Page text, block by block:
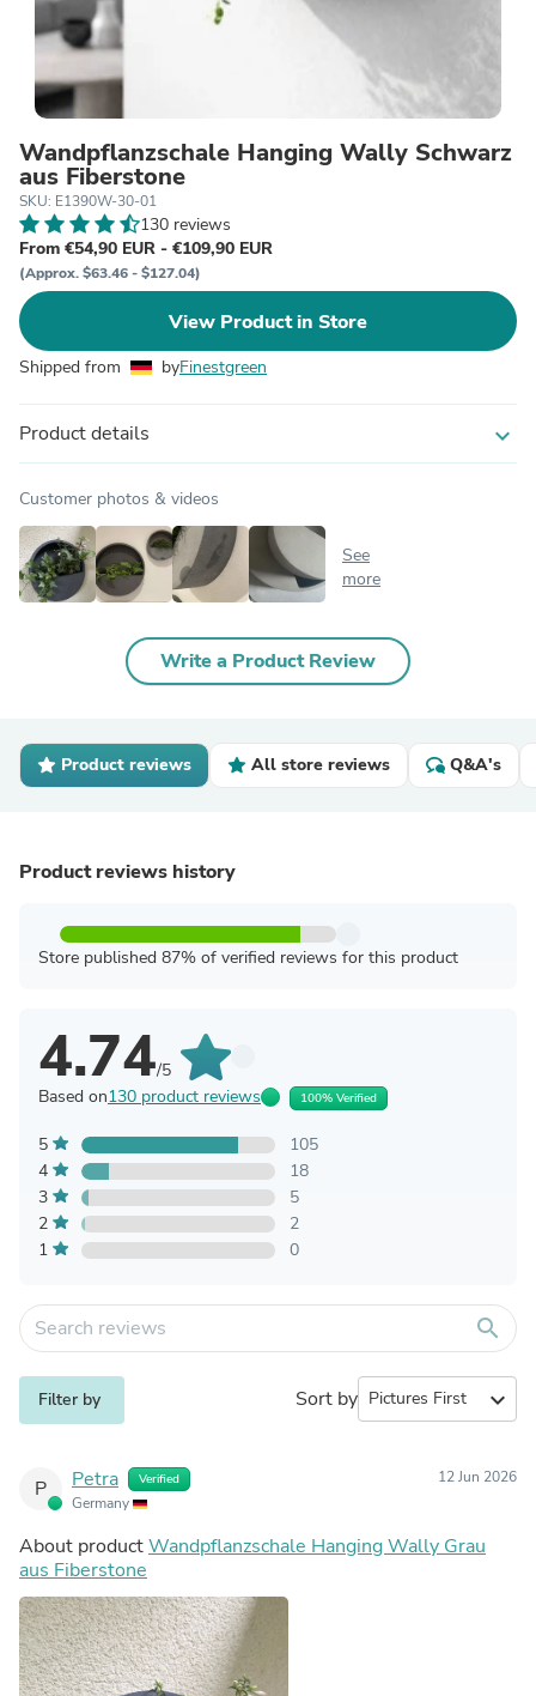
Wandpflanzschale Hanging Wally Schwarz
aus Fiberstone
SKU: E1390W-30-01
130 reviews
From €54,90 EUR - €109,90 EUR
(Approx. $63.46 - $127.04)
View Product in Store
Shipped from byFinestgreen
Product details expand_more
Customer photos & videos
See
more
Write a Product Review
Product reviews All store reviews Q&A's
Product reviews history
Store published 87% of verified reviews for this product
4.74/5
Based on130 product reviews 100% Verified
5
105
4
18
3
5
2
2
1
0
search
Filter by Sort by expand_more
P Petra Verified
Germany
12 Jun 2026
About productWandpflanzschale Hanging Wally Grau
aus Fiberstone